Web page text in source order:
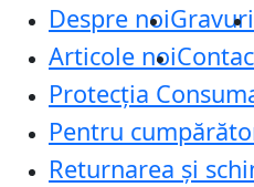
Despre noiGravuri
Articole noi
Protecţia
Pentru
Returnarea și